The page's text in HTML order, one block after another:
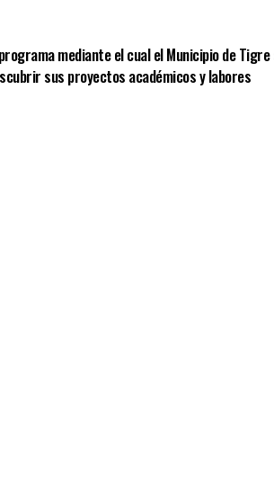
mediante el cual el Municipio de Tigre
sus proyectos académicos y labores